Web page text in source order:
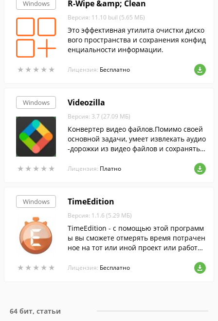
Windows
★ ★ ★ ★ ★
★ ★ ★ ★ ★
R-Wipe &amp; Clean
Версия: 11.10 buil (5.65 МБ)
Это эффективная утилита очистки диско
вого пространства и сохранения конфид
енциальности информации.
Лицензия: Бесплатно
Windows
★ ★ ★ ★ ★
★ ★ ★ ★ ★
Videozilla
Версия: 3.7 (27.09 МБ)
Конвертер видео файлов.Помимо своей
основной задачи, умеет извлекать аудио
-дорожки из видео файлов и сохранять
Лицензия: Платно
Windows
★ ★ ★ ★ ★
★ ★ ★ ★ ★
TimeEdition
Версия: 1.1.6 (5.29 МБ)
TimeEdition - с помощью этой программ
ы вы сможете отмерять время потрачен
ное на тот или иной проект или работу.
пользователей, и по завершении работ
Лицензия: Бесплатно
64 бит, статьи